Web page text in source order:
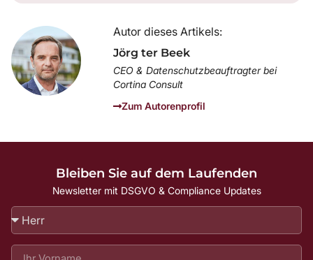
Autor dieses Artikels:
Jörg ter Beek
CEO & Datenschutzbeauftragter bei
Cortina Consult
Zum Autorenprofil
Bleiben Sie auf dem Laufenden
Newsletter mit DSGVO & Compliance Updates